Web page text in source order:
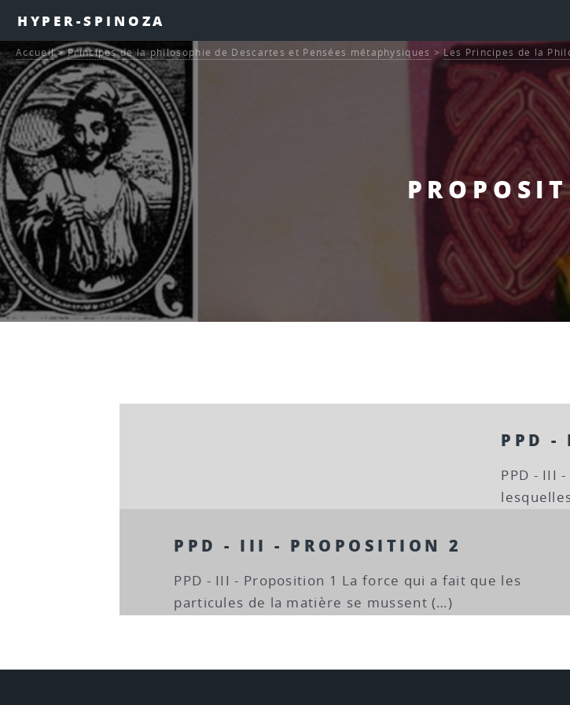
HYPER-SPINOZA
Accueil>Principes de la philosophie de Descartes et Pensées métaphysiques >Les Principes de la
PPD -
PPD - III
PPD - III - PROPOSITION 2
PPD - III - Proposition 1 La force qui a fait que les
particules de la matière se mussent (…)